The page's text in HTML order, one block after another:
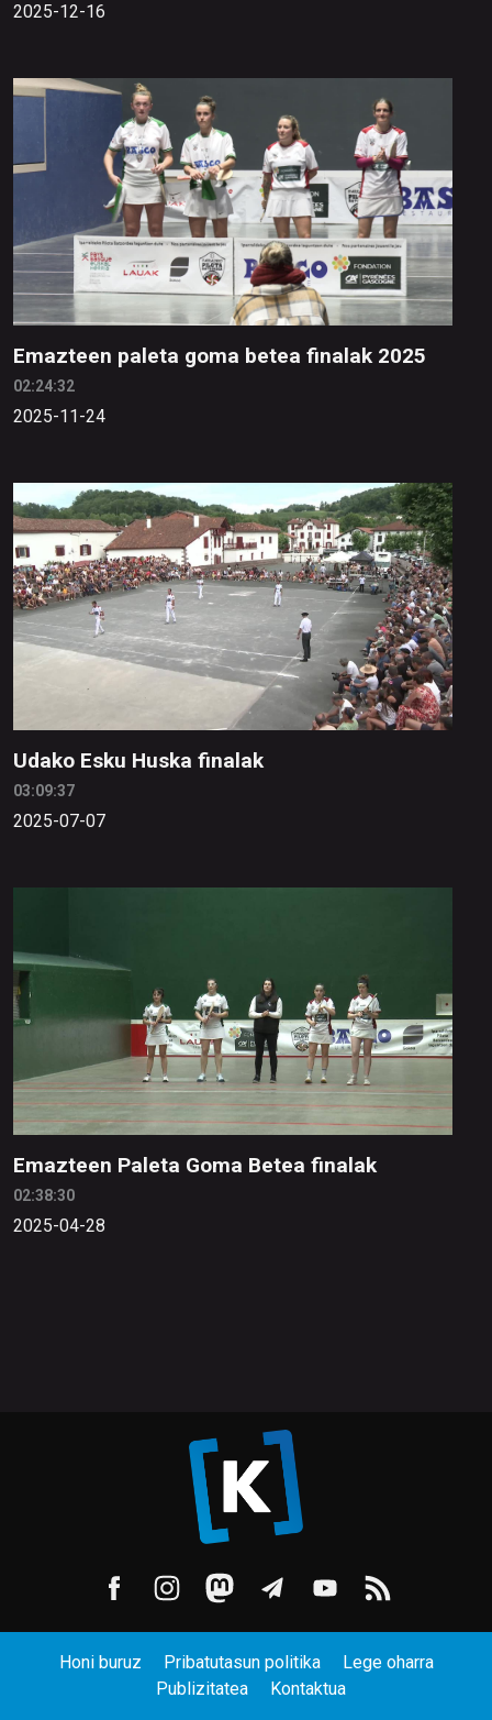
2025-12-16
Emazteen paleta goma betea finalak 2025
02:24:32
2025-11-24
Udako Esku Huska finalak
03:09:37
2025-07-07
Emazteen Paleta Goma Betea finalak
02:38:30
2025-04-28
Honi buruz Pribatutasun politika
Lege oharra
Publizitatea
Kontaktua